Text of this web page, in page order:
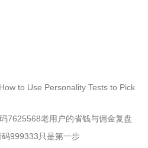
to Use Personality Tests to Pick
7625568老用户的省钱与佣金复盘
999333只是第一步